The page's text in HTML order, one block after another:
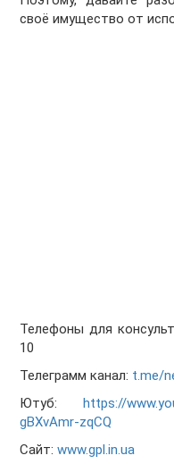
своё имущество от
Телефоны для
10
Телеграмм канал: t.me/
Ютуб: https://
gBXvAmr-zqCQ
Сайт:www.gpl.in.ua